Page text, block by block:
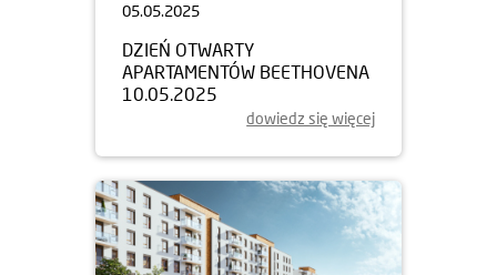
05.05.2025
DZIEŃ OTWARTY
APARTAMENTÓW BEETHOVENA
10.05.2025
dowiedz się więcej